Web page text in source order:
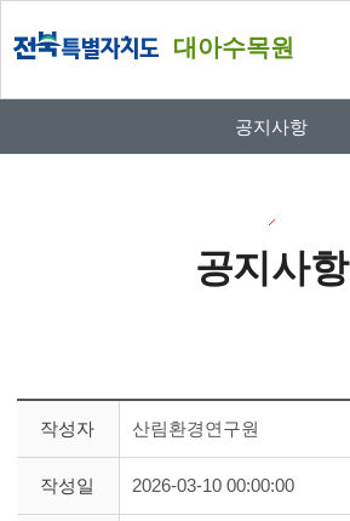
대아수목원
공지사항
공지사항
작성자 산림환경연구원
작성일 2026-03-10 00:00:00